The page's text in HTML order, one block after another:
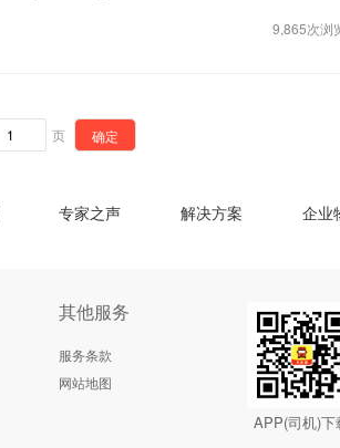
9,865次浏
页 确定
专家之声 解决方案 企业
其他服务
服务条款
网站地图
APP(司机)下